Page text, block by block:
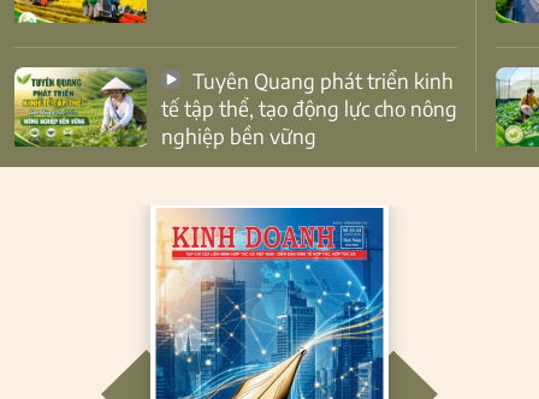
tế tập thể, tạo động lực cho nông
nghiệp bền vững